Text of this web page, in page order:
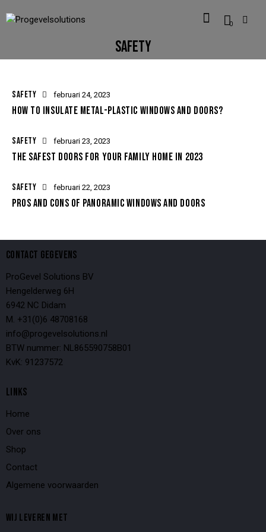
0
SAFETY
SAFETY februari 24, 2023
HOW TO INSULATE METAL-PLASTIC WINDOWS AND DOORS?
SAFETY februari 23, 2023
THE SAFEST DOORS FOR YOUR FAMILY HOME IN 2023
SAFETY februari 22, 2023
PROS AND CONS OF PANORAMIC WINDOWS AND DOORS
CONTACT GEGEVENS
ProGevel Solutions BV
Hengelderweg 6H
6942 NC Didam
M. +31(0)6 48708168
info@progevelsolutions.nl
BTW nummer: NL865590758B01
KvK: 91237572
LINKS
Home
Over ons
Shop
Contact
Algemene voorwaarden
WIJ LEVEREN MET